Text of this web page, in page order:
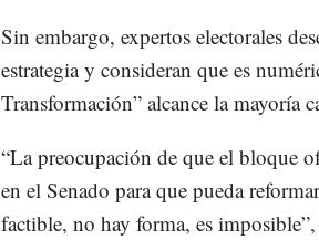
Sin embargo, expertos electorales
estrategia y consideran que es
Transformación” alcance la mayoría
“La preocupación de que el bloque
en el Senado para que pueda
factible, no hay forma, es imposible”,